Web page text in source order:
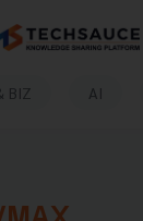
BIZ AI